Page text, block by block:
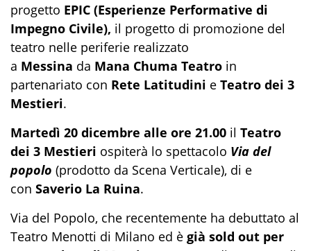
progetto EPIC (Esperienze Performative di
Impegno Civile), il progetto di promozione del
teatro nelle periferie realizzato
a Messina da Mana Chuma Teatro in
partenariato con Rete Latitudini e Teatro dei 3
Mestieri.
Martedì 20 dicembre alle ore 21.00 il Teatro
dei 3 Mestieri ospiterà lo spettacolo Via del
popolo (prodotto da Scena Verticale), di e
con Saverio La Ruina.
Via del Popolo, che recentemente ha debuttato al
Teatro Menotti di Milano ed è già sold out per